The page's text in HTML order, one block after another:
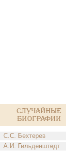
Случайные
биографии
С.С. Бехтерев
А.И. Гильденштедт